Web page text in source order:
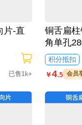
片-直
已售1k+
铜舌扁
角单孔
积分抵扣
￥4.5 会员